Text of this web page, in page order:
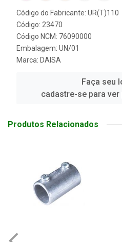
Código do Fabricante: UR(T)110
Código: 23470
Código NCM: 76090000
Embalagem: UN/01
Marca: DAISA
Faça seu
cadastre-se para
Produtos Relacionados